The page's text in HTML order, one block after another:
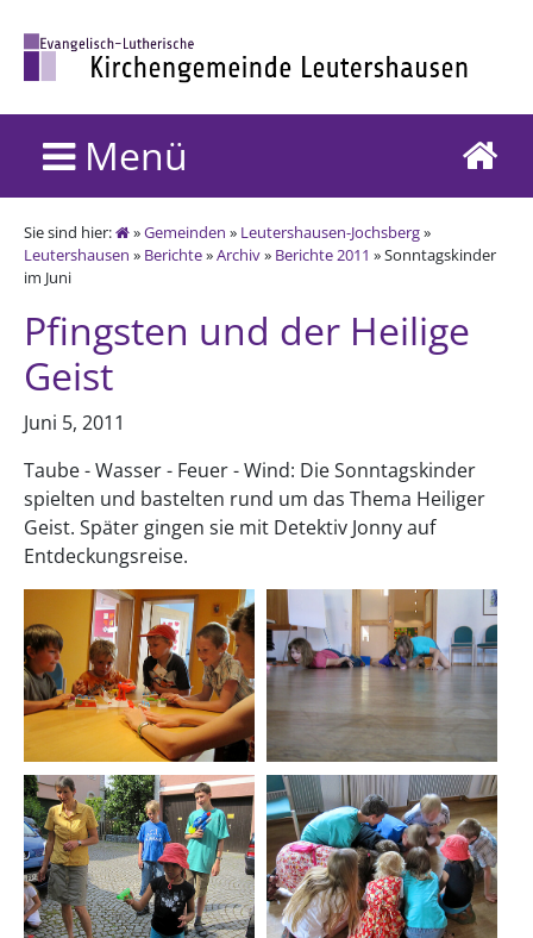
Menü
Sie sind hier: »Gemeinden » Leutershausen-Jochsberg»
Leutershausen » Berichte»Archiv» Berichte 2011 » Sonntagskinder
im Juni
Pfingsten und der Heilige
Geist
Juni 5, 2011
Taube - Wasser - Feuer - Wind: Die Sonntagskinder
spielten und bastelten rund um das Thema Heiliger
Geist. Später gingen sie mit Detektiv Jonny auf
Entdeckungsreise.